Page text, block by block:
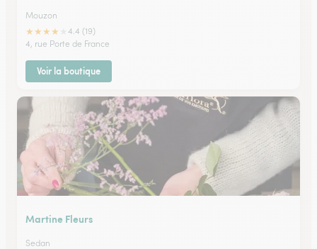
Mouzon
★★★★
4.4 (19)
4, rue Porte de France
Voir la boutique
Martine Fleurs
Sedan